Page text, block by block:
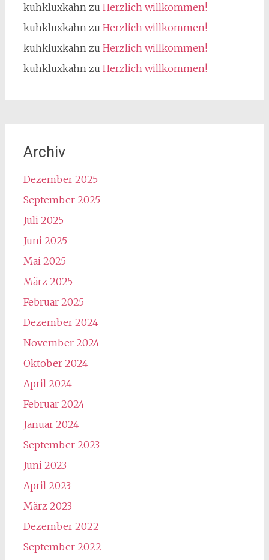
kuhkluxkahn zu Herzlich willkommen!
kuhkluxkahn zu Herzlich willkommen!
kuhkluxkahn zu Herzlich willkommen!
kuhkluxkahn zu Herzlich willkommen!
Archiv
Dezember 2025
September 2025
Juli 2025
Juni 2025
Mai 2025
März 2025
Februar 2025
Dezember 2024
November 2024
Oktober 2024
April 2024
Februar 2024
Januar 2024
September 2023
Juni 2023
April 2023
März 2023
Dezember 2022
September 2022